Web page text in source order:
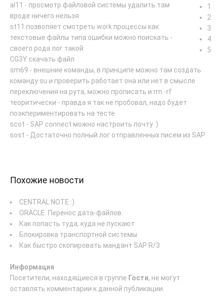
1
2
3
4
5
al11 - просмотр файловой системы удалить там
вроде ничего нельзя
st11 позволяет смотреть work процессы как
текстовые файлы типа ошибки можно поискать -
своего рода лог такой
CG3Y скачать файл
sm69 - внешние команды, в принципе можно там создать
команду su и проверить работает она или нет в смысле
переключения на рута, можно прописать и rm -rf
теоритически - правда я так не пробовал, надо будет
поэкпериментировать на тесте
scot - SAP connect можно настроить почту :)
sost - Достаточно полный лог отправленных писем из SAP
Похожие новости
CENTRAL NOTE :)
ORACLE. Перенос дата-файлов.
Как попасть туда, куда не пускают
Блокировка транспортной системы
Как быстро скопировать мандант SAP R/3
Информация
Посетители, находящиеся в группе Гости, не могут
оставлять комментарии к данной публикации.